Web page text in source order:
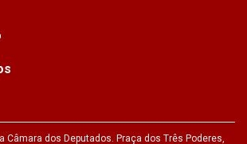
Câmara dos Deputados. Praça dos Três Poderes,